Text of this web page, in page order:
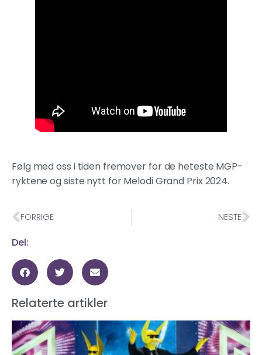
Følg med oss i tiden fremover for de heteste MGP-
ryktene og siste nytt for Melodi Grand Prix 2024.
FORRIGE NESTE
Del:
Relaterte artikler